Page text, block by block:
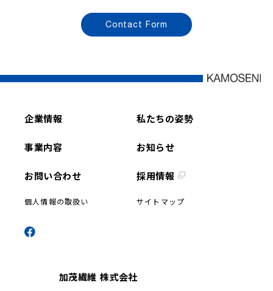
Contact Form
加茂繊維 株式会社
企業情報 私たちの姿勢
事業内容 お知らせ
お問い合わせ 採用情報
個人情報の取扱い サイトマップ